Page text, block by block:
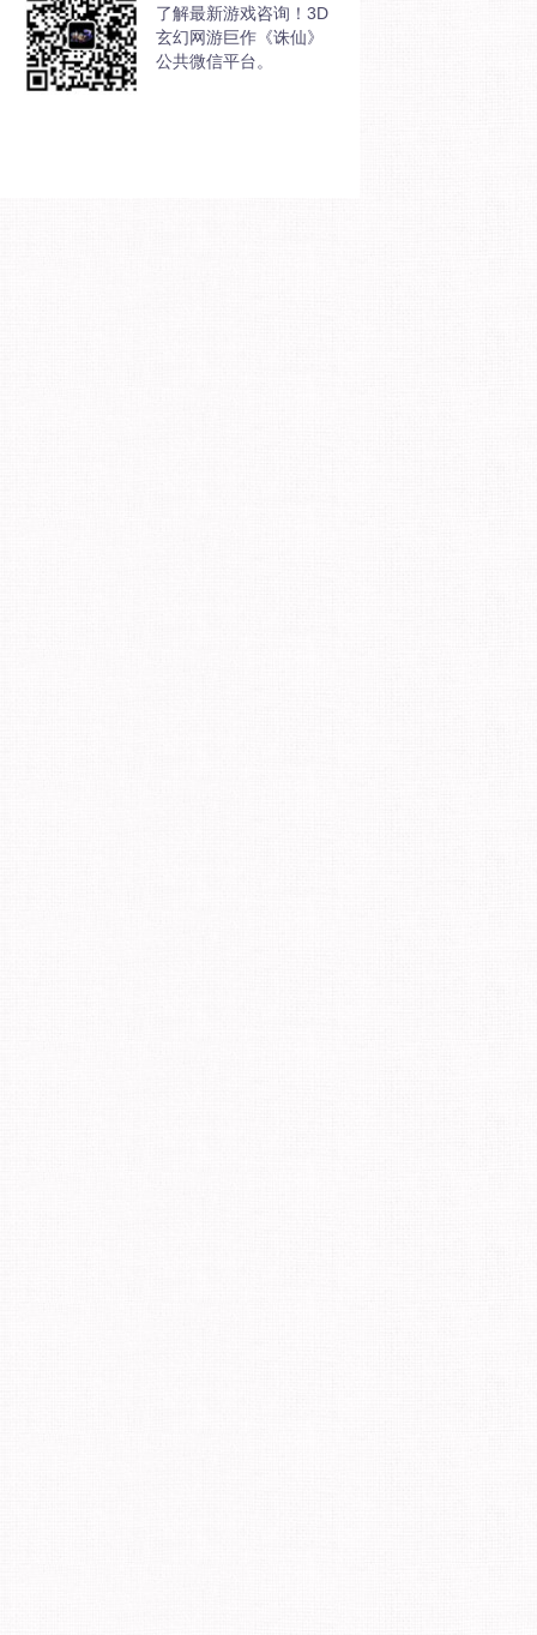
了解最新游戏咨询！3D
玄幻网游巨作《诛仙》
公共微信平台。